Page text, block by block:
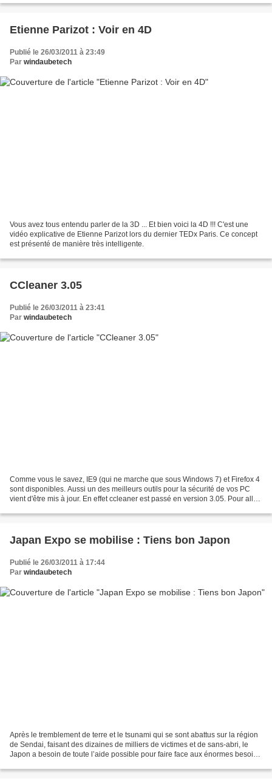
Etienne Parizot : Voir en 4D
Publié le 26/03/2011 à 23:49
Par windaubetech
Vous avez tous entendu parler de la 3D ... Et bien voici la 4D !!! C'est une
vidéo explicative de Etienne Parizot lors du dernier TEDx Paris. Ce concept
est présenté de manière très intelligente.
CCleaner 3.05
Publié le 26/03/2011 à 23:41
Par windaubetech
Comme vous le savez, IE9 (qui ne marche que sous Windows 7) et Firefox 4
sont disponibles. Aussi un des meilleurs outils pour la sécurité de vos PC
vient d'être mis à jour. En effet ccleaner est passé en version 3.05. Pour allez
Japan Expo se mobilise : Tiens bon Japon
Publié le 26/03/2011 à 17:44
Par windaubetech
Après le tremblement de terre et le tsunami qui se sont abattus sur la région
de Sendai, faisant des dizaines de milliers de victimes et de sans-abri, le
Japon a besoin de toute l’aide possible pour faire face aux énormes besoins